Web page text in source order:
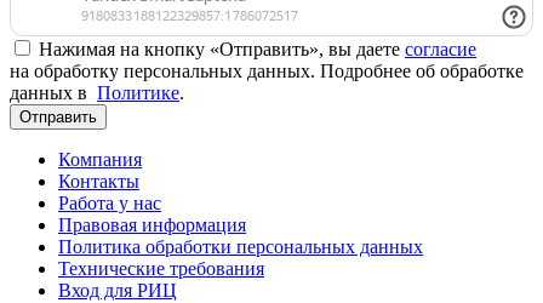
Нажимая на кнопку «Отправить», вы даете согласие
на обработку персональных данных. Подробнее об обработке
данных в Политике.
Отправить
Компания
Контакты
Работа у нас
Правовая информация
Политика обработки персональных данных
Технические требования
Вход для РИЦ